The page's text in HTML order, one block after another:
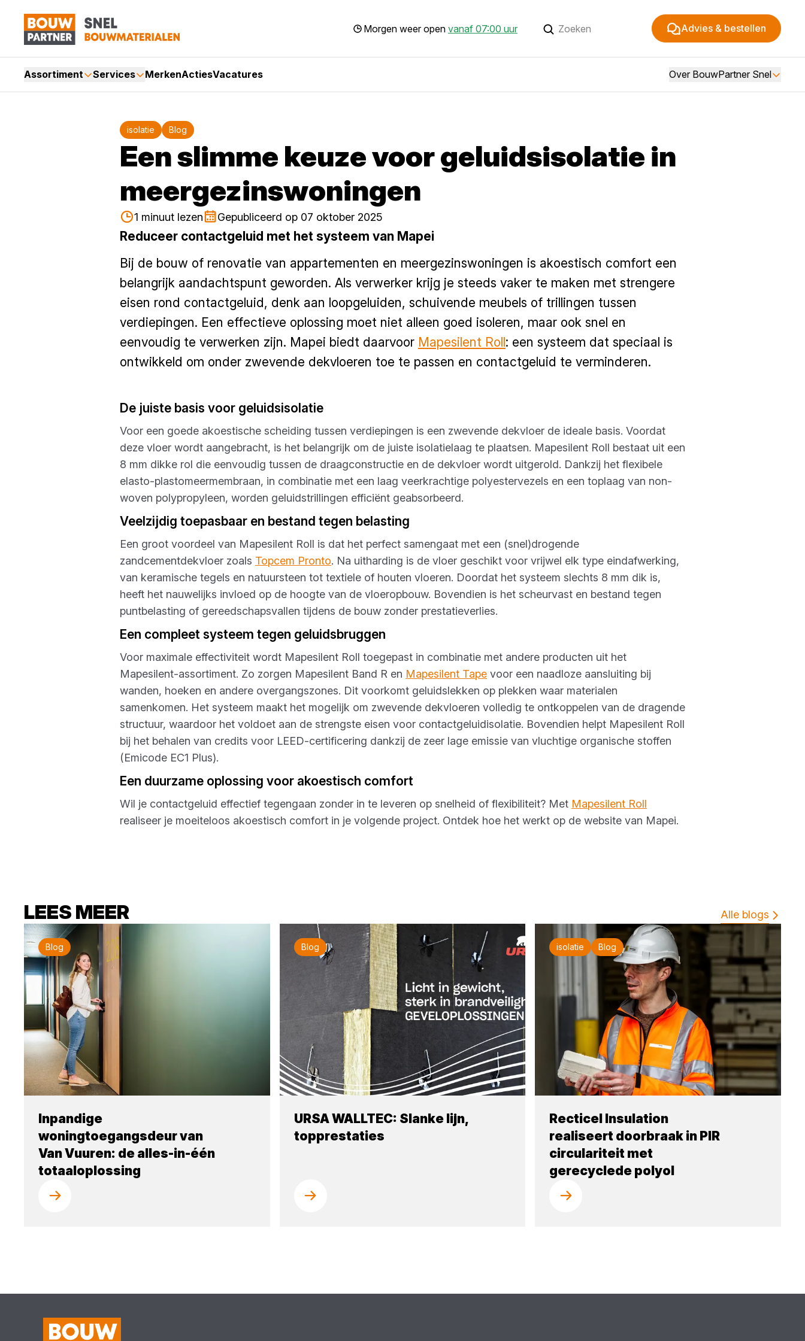
Morgen weer open vanaf 07:00 uur Advies & bestellen
Assortiment Services MerkenActiesVacatures Over BouwPartner Snel
isolatie Blog
Een slimme keuze voor geluidsisolatie in
meergezinswoningen
1 minuut lezen Gepubliceerd op 07 oktober 2025
Reduceer contactgeluid met het systeem van Mapei
Bij de bouw of renovatie van appartementen en meergezinswoningen is akoestisch comfort een
belangrijk aandachtspunt geworden. Als verwerker krijg je steeds vaker te maken met strengere
eisen rond contactgeluid, denk aan loopgeluiden, schuivende meubels of trillingen tussen
verdiepingen. Een effectieve oplossing moet niet alleen goed isoleren, maar ook snel en
eenvoudig te verwerken zijn. Mapei biedt daarvoor Mapesilent Roll: een systeem dat speciaal is
ontwikkeld om onder zwevende dekvloeren toe te passen en contactgeluid te verminderen.
De juiste basis voor geluidsisolatie
Voor een goede akoestische scheiding tussen verdiepingen is een zwevende dekvloer de ideale basis. Voordat
deze vloer wordt aangebracht, is het belangrijk om de juiste isolatielaag te plaatsen. Mapesilent Roll bestaat uit een
8 mm dikke rol die eenvoudig tussen de draagconstructie en de dekvloer wordt uitgerold. Dankzij het flexibele
elasto-plastomeermembraan, in combinatie met een laag veerkrachtige polyestervezels en een toplaag van non-
woven polypropyleen, worden geluidstrillingen efficiënt geabsorbeerd.
Veelzijdig toepasbaar en bestand tegen belasting
Een groot voordeel van Mapesilent Roll is dat het perfect samengaat met een (snel)drogende
zandcementdekvloer zoals Topcem Pronto. Na uitharding is de vloer geschikt voor vrijwel elk type eindafwerking,
van keramische tegels en natuursteen tot textiele of houten vloeren. Doordat het systeem slechts 8 mm dik is,
heeft het nauwelijks invloed op de hoogte van de vloeropbouw. Bovendien is het scheurvast en bestand tegen
puntbelasting of gereedschapsvallen tijdens de bouw zonder prestatieverlies.
Een compleet systeem tegen geluidsbruggen
Voor maximale effectiviteit wordt Mapesilent Roll toegepast in combinatie met andere producten uit het
Mapesilent-assortiment. Zo zorgen Mapesilent Band R en Mapesilent Tape voor een naadloze aansluiting bij
wanden, hoeken en andere overgangszones. Dit voorkomt geluidslekken op plekken waar materialen
samenkomen. Het systeem maakt het mogelijk om zwevende dekvloeren volledig te ontkoppelen van de dragende
structuur, waardoor het voldoet aan de strengste eisen voor contactgeluidisolatie. Bovendien helpt Mapesilent Roll
bij het behalen van credits voor LEED-certificering dankzij de zeer lage emissie van vluchtige organische stoffen
(Emicode EC1 Plus).
Een duurzame oplossing voor akoestisch comfort
Wil je contactgeluid effectief tegengaan zonder in te leveren op snelheid of flexibiliteit? Met Mapesilent Roll
realiseer je moeiteloos akoestisch comfort in je volgende project. Ontdek hoe het werkt op de website van Mapei.
LEES MEER Alle blogs
Blog
Inpandige
woningtoegangsdeur van
Van Vuuren: de alles-in-één
totaaloplossing
Blog
URSA WALLTEC: Slanke lijn,
topprestaties
isolatie Blog
Recticel Insulation
realiseert doorbraak in PIR
circulariteit met
gerecyclede polyol